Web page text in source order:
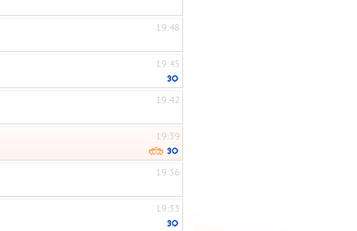
19:48
19:45
19:42
19:39
19:36
19:33